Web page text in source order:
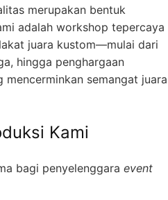
merupakan bentuk
adalah workshop tepercaya
juara kustom—mulai dari
hingga penghargaan
semangat juara
Kami
bagi penyelenggara event